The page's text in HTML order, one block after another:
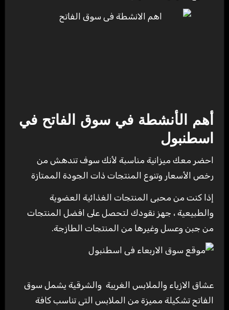
أهم الأنشطة في سوق الفاتح في
اسطنبول
احضر معك ميزانية مناسبة لأنك سوف تندهش من
رخص الأسعار وتنوع المنتجات ذات الجودة الممتازة
إذا كنت من محبى المنتجات الغذائية العضوية
والطبيعية ، جهز نقودك لتحصل على افضل المنتجات
من جبن وعسل وغيرها من المنتجات الطازجة.
عشاق الازياء والملابس الغربية والشرقية يشمل سوق
الفاتح تشكيلة مميزة من الملابس التى تناسب كافة